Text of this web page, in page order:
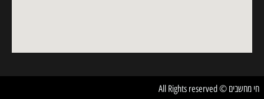
חי מחשבים © All Rights reserved